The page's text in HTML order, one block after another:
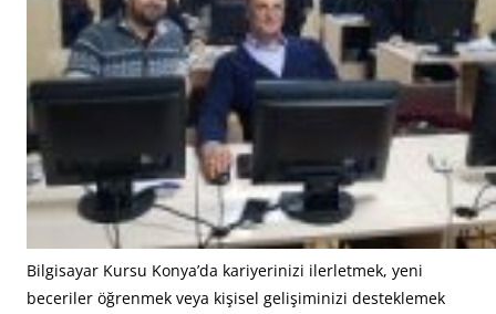
Bilgisayar Kursu Konya’da kariyerinizi ilerletmek, yeni
beceriler öğrenmek veya kişisel gelişiminizi desteklemek